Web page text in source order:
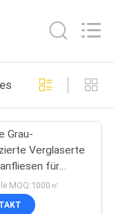
475
Grau-
Verglaserte
für
Gewerbezwecke
MOQ:1000㎡